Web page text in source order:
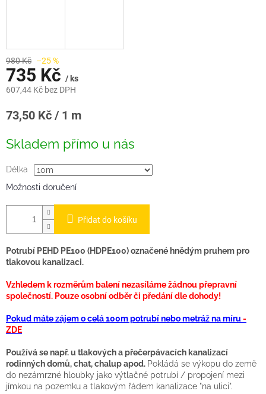
980 Kč –25 %
735 Kč / ks
607,44 Kč bez DPH
Měrná
73,50 Kč / 1 m
Skladem přímo u nás
Délka
Možnosti doručení
Přidat do košíku
Potrubí PEHD PE100 (HDPE100)označené hnědým pruhempro
tlakovou kanalizaci.
Vzhledem k rozměrům balení nezasíláme žádnou přepravní
společností. Pouze osobní odběr či předání dle dohody!
Pokud máte zájem o celá 100m potrubí nebo metráž na míru-
ZDE
Používá se např. u tlakových a přečerpávacích kanalizací
rodinných domů, chat, chalup apod. Pokládá se výkopu do země
do nezámrzné hloubky jako výtlačné potrubí / propojení mezi
jímkou na pozemku a tlakovým řádem kanalizace "na ulici".